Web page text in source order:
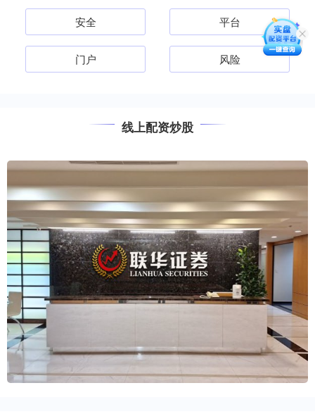
安全 平台
门户 风险
线上配资炒股